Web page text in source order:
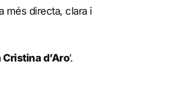
més directa, clara i
d’Aro’.